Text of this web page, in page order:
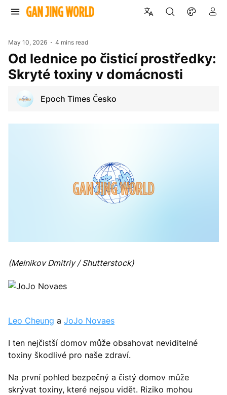
May 10, 2026 4 mins read
Od lednice po čisticí prostředky:
Skryté toxiny v domácnosti
Epoch Times Česko
(Melnikov Dmitriy / Shutterstock)
Leo Cheung a JoJo Novaes
I ten nejčistší domov může obsahovat neviditelné
toxiny škodlivé pro naše zdraví.
Na první pohled bezpečný a čistý domov může
skrývat toxiny, které nejsou vidět. Riziko mohou